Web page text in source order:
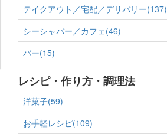
テイクアウト／宅配／デリバリー(137)
シーシャバー／カフェ(46)
バー(15)
レシピ・作り方・調理法
洋菓子(59)
お手軽レシピ(109)